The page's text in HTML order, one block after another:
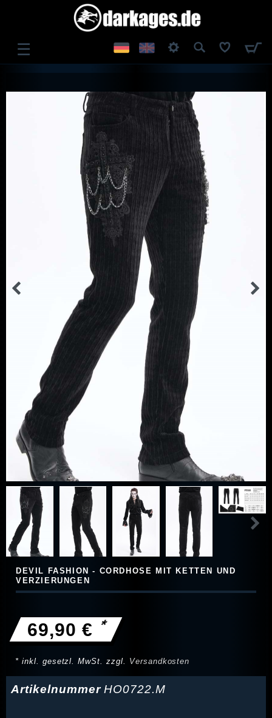
☰
REGISTRIEREN
DEVIL FASHION - CORDHOSE MIT KETTEN UND
VERZIERUNGEN
69,90 € *
* inkl. gesetzl. MwSt. zzgl. Versandkosten
ArtikelnummerHO0722.M